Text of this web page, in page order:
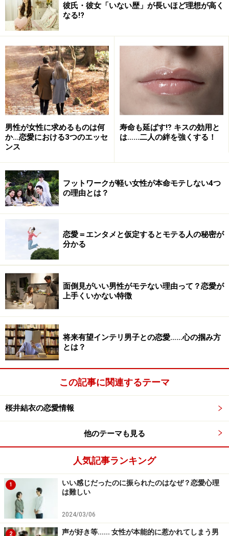
「既婚者でかっこいい」男性1.守るものが
ある強さ
既婚者ということは、当然ですが家庭があります。家族
を養っているわけです。それはつまり、自分以外の人間
の生活を背負っている責任があるということです。嫌だ
からといって仕事を投げ出したり、調子が悪くなって倒
れたりするわけにはいかないのです。
背負うことになります。家庭を崩壊させてはならないの
と同様に、会社を倒産させることも許されないことで
す。もしもそんなことになれば、従業員の人生を大きく
狂わせてしまいかねません。
このような男性は、他人からは分からないほど、日々、
相当なプレッシャーを感じているはずです。そんな守る
の強さがあります。そのため、女性だけでなく、同性か
ら見てもカッコイイと思われることが多いようです。
そして、抱えているものが大きく、常に戦っている男性
からは、ある種のフェロモンが放出されるのを、女性な
ら一度は肌で感じたことがあるはずです。強いオス特有
のにおいのようなものに、うっかり絡めとられそうにな
ったことがある女性もいるのではないでしょうか。
「既婚者でかっこいい」男性2.マネジメン
マネジメント能力とは、物事を取り仕切って運営・管理
する能力のことです。家庭も会社も婚外恋愛も上手にま
わしていけるのは、高いマネジメント能力の賜と言える
でしょう。家庭、会社、不倫相手、すべてから大きな不
満やクレームが出ないように運営するのは、想像しただ
けでも疲弊してしまいそうですが、それをやってのける
彼氏・彼女「いない歴」が長いほど理想が高く
なる!?
男性が女性に求めるものは何
か…恋愛における3つのエッセ
ンス
寿命も延ばす⁉ キスの効用と
は……二人の絆を強くする！
フットワークが軽い女性が本命モテしない4つ
の理由とは？
恋愛＝エンタメと仮定するとモテる人の秘密が
分かる
面倒見がいい男性がモテない理由って？恋愛が
上手くいかない特徴
将来有望インテリ男子との恋愛……心の掴み方
とは？
この記事に関連するテーマ
桜井結衣の恋愛情報
他のテーマも見る
人気記事ランキング
1
いい感じだったのに振られたのはなぜ？恋愛心理
は難しい
2024/03/06
2
声が好き等...... 女性が本能的に惹かれてしまう男